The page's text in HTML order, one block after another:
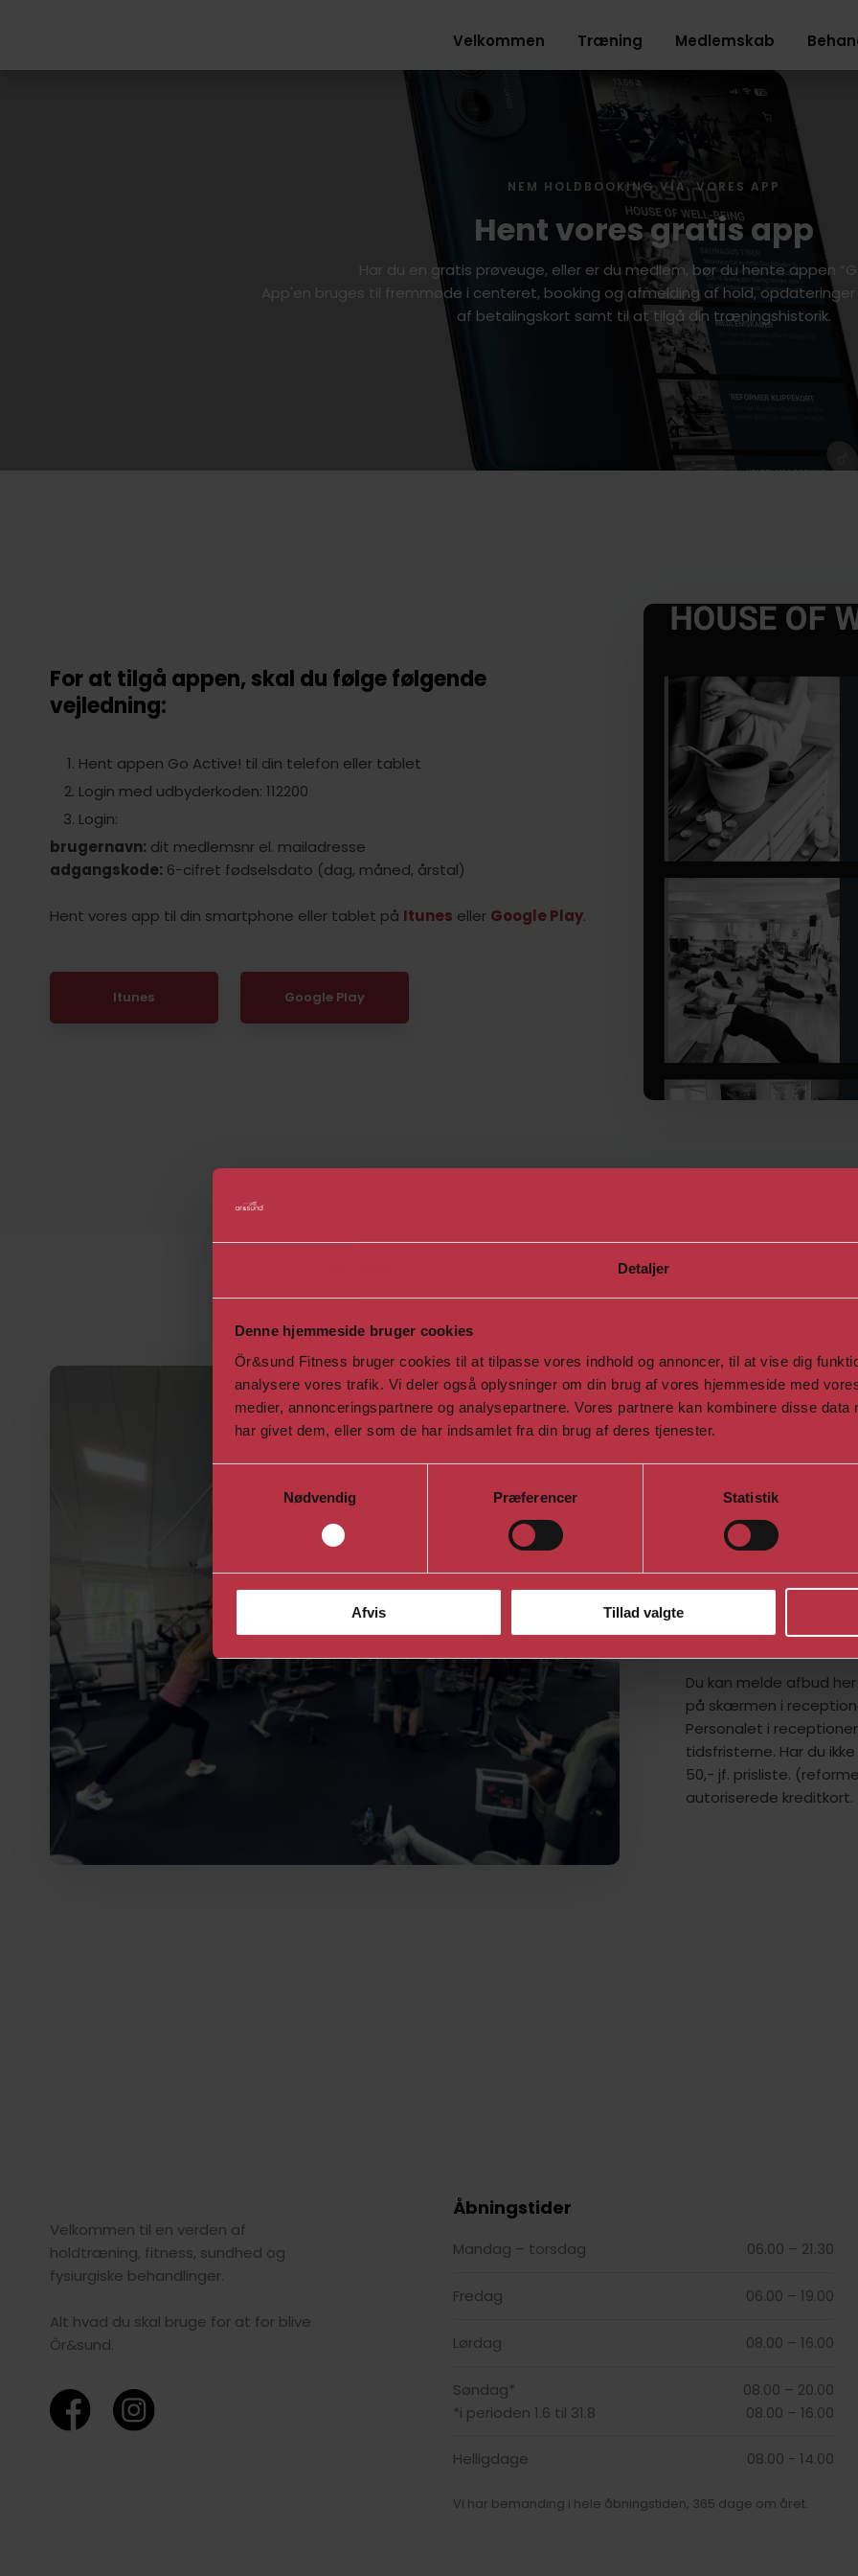
Detaljer
Denne hjemmeside bruger cookies
Ör&sund Fitness bruger cookies til at tilpasse vores indhold og annoncer, til at vise dig
analysere vores trafik. Vi deler også oplysninger om din brug af vores hjemmeside med
medier, annonceringspartnere og analysepartnere. Vores partnere kan kombinere disse data
har givet dem, eller som de har indsamlet fra din brug af deres tjenester.
Nødvendig
Præferencer Statistik
Afvis Tillad valgte
Velkommen Træning Medlemskab
NEM HOLDBOOKING VIA. VORES APP
Hent vores gratis app
Har du en gratis prøveuge, eller er du medlem, bør du hente appen
​App'en bruges til fremmøde i centeret, booking og afmelding af hold,
af betalingskort samt til at tilgå din træningshistorik.
For at tilgå appen, skal du følge følgende
vejledning:
Hent appen Go Active! til din telefon eller tablet
Login med udbyderkoden: 112200
Login:
brugernavn: dit medlemsnr el. mailadresse
adgangskode: 6-cifret fødselsdato (dag, måned, årstal)
Hent vores app til din smartphone eller tablet på Itunes eller Google Play.
​Itunes ​Google Play
Afmelding af
holdstart. Er du
melde afbud senest
gælder følgende:
afmeldes senest kl
​Du kan melde afbud
på skærmen i
Personalet i
tidsfristerne. Har du
50,- jf. prisliste.
autoriserede kreditkort.​
Velkommen til en verden af
holdtræning, fitness, sundhed og
fysiurgiske behandlinger.
Alt hvad du skal bruge for at for blive
Ôr&sund.
Åbningstider​
Mandag – torsdag 06.00 – 21.30​
Fredag 06.00 – 19.00​
Lørdag 08.00 – 16.00​
Søndag*
*i perioden 1.6 til 31.8
08.00 – 20.00
08.00 – 16.00​
Helligdage 08.00 - 14.00
Vi har bemanding i hele åbningstiden, 365 dage om året.